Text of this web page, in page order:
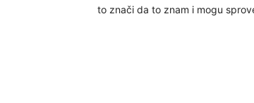
to znači da to znam i mogu